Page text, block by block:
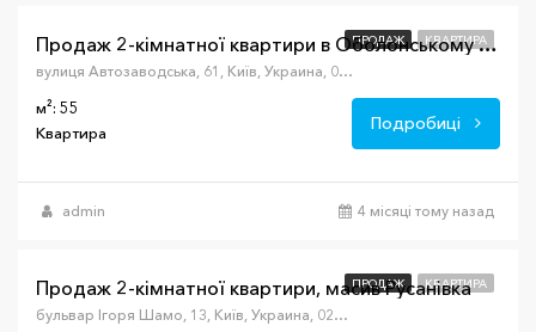
ПРОДАЖ КВАРТИРАПродаж 2-кімнатної квартири в Оболонському р-ні
вулиця Автозаводська, 61, Київ, Украина, 02000
м²: 55
Квартира
Подробиці
admin 4 місяці тому назад
ПРОДАЖ КВАРТИРА
$47,500
Продаж 2-кімнатної квартири, масив Русанівка
бульвар Ігоря Шамо, 13, Київ, Украина, 02000